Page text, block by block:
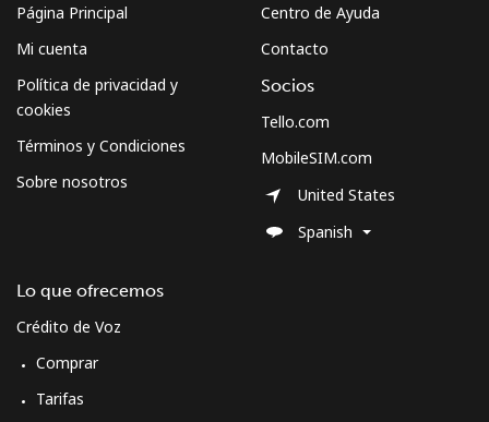
Página Principal
Mi cuenta
Política de privacidad y
cookies
Términos y Condiciones
Sobre nosotros
Lo que ofrecemos
Crédito de Voz
Comprar
Tarifas
Centro de Ayuda
Contacto
Socios
Tello.com
MobileSIM.com
United States
Spanish